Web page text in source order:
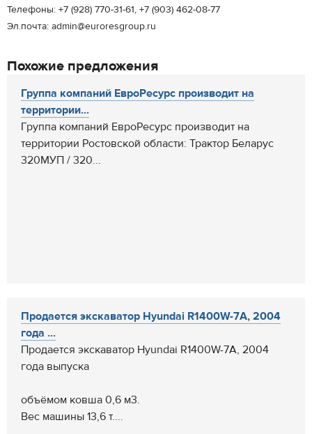
Телефоны: +7 (928) 770-31-61, +7 (903) 462-08-77
Эл.почта: admin@euroresgroup.ru
Похожие предложения
Группа компаний ЕвроРесурс производит на
территории...
Группа компаний ЕвроРесурс производит на
территории Ростовской области: Трактор Беларус
320МУП / 320...
Продается экскаватор Hyundai R1400W-7A, 2004
года ...
Продается экскаватор Hyundai R1400W-7A, 2004
года выпуска
объёмом ковша 0,6 м3.
Вес машины 13,6 т....